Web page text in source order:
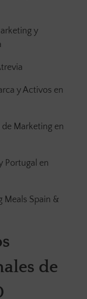
y
y Activos en
Marketing en
Portugal en
Meals Spain &
de